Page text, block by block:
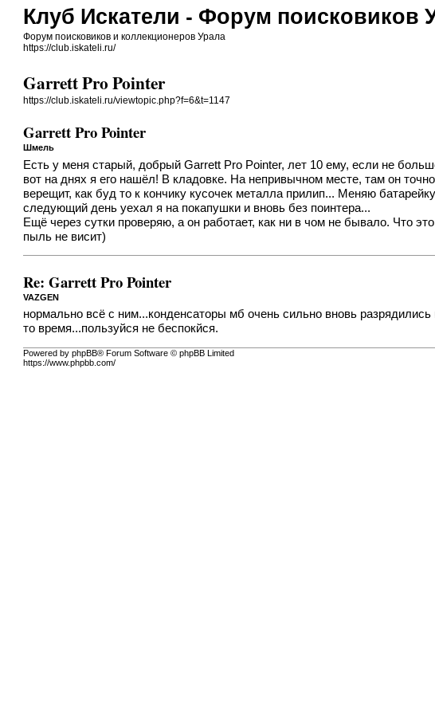
Клуб Искатели - Форум поисковиков
Форум поисковиков и коллекционеров Урала
https://club.iskateli.ru/
Garrett Pro Pointer
https://club.iskateli.ru/viewtopic.php?f=6&t=1147
Garrett Pro Pointer
Шмель
Есть у меня старый, добрый Garrett Pro Pointer, лет 10 ему, если не
вот на днях я его нашёл! В кладовке. На непривычном месте, там он
верещит, как буд то к кончику кусочек металла прилип... Меняю
следующий день уехал я на покапушки и вновь без поинтера...
Ещё через сутки проверяю, а он работает, как ни в чом не бывало. Что
пыль не висит)
Re: Garrett Pro Pointer
VAZGEN
нормально всё с ним...конденсаторы мб очень сильно вновь
то время...пользуйся не беспокйся.
Powered by phpBB® Forum Software © phpBB Limited
https://www.phpbb.com/